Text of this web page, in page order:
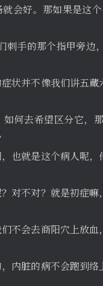
会好。那如果是这
刺手的那个指甲旁边
状并不像我们讲五
如何去希望区分它，
也就是这个病人呢
对不对？就是初症
不会去商阳穴上放
内脏的病不会跑到